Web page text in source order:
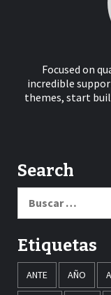
Focused on
incredible
themes, start
Search
Etiquetas
ANTE AÑO